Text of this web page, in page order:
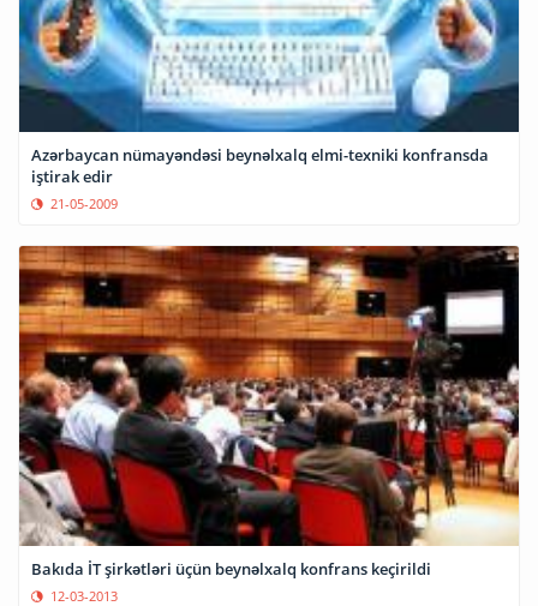
Azərbaycan nümayəndəsi beynəlxalq elmi-texniki konfransda
iştirak edir
21-05-2009
Bakıda İT şirkətləri üçün beynəlxalq konfrans keçirildi
12-03-2013